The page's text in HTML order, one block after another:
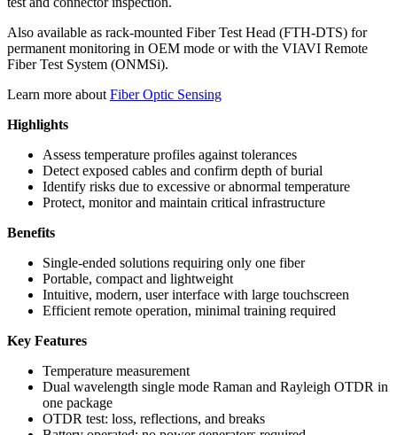
Also available as rack-mounted Fiber Test Head (FTH-DTS) for
permanent monitoring in OEM mode or with the VIAVI Remote
Fiber Test System (ONMSi).
Learn more about Fiber Optic Sensing
Highlights
Assess temperature profiles against tolerances
Detect exposed cables and confirm depth of burial
Identify risks due to excessive or abnormal temperature
Protect, monitorand maintain critical infrastructure
Benefits
Single-ended solutions requiring only one fiber
Portable, compact and lightweight
Intuitive, modern, user interface with large touchscreen
Efficient remote operation, minimal training required
Key Features
Temperature measurement
Dual wavelength single mode Raman and Rayleigh OTDR in
one package
OTDR test: loss, reflections, and breaks